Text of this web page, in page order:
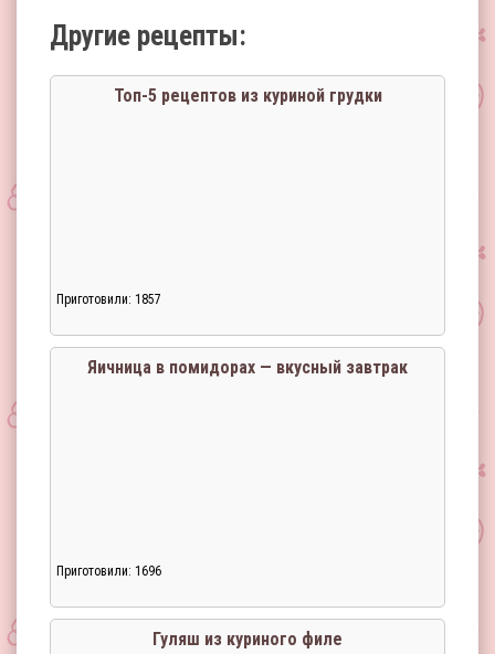
Другие рецепты:
Топ-5 рецептов из куриной грудки
Приготовили: 1857
Яичница в помидорах — вкусный завтрак
Приготовили: 1696
Гуляш из куриного филе